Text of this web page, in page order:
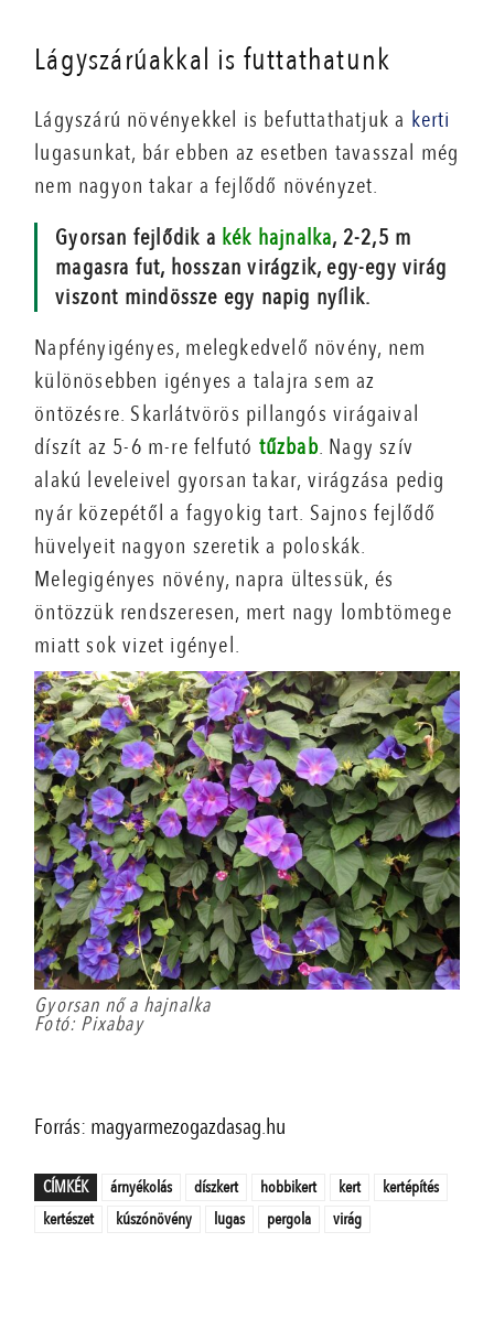
Lágyszárúakkal is futtathatunk
Lágyszárú növényekkel is befuttathatjuk a kerti
lugasunkat, bár ebben az esetben tavasszal még
nem nagyon takar a fejlődő növényzet.
Gyorsan fejlődik a kék hajnalka, 2-2,5 m
magasra fut, hosszan virágzik, egy-egy virág
viszont mindössze egy napig nyílik.
Napfényigényes, melegkedvelő növény, nem
különösebben igényes a talajra sem az
öntözésre. Skarlátvörös pillangós virágaival
díszít az 5-6 m-re felfutó tűzbab. Nagy szív
alakú leveleivel gyorsan takar, virágzása pedig
nyár közepétől a fagyokig tart. Sajnos fejlődő
hüvelyeit nagyon szeretik a poloskák.
Melegigényes növény, napra ültessük, és
öntözzük rendszeresen, mert nagy lombtömege
miatt sok vizet igényel.
Gyorsan nő a hajnalka
Fotó: Pixabay
Forrás: magyarmezogazdasag.hu
CÍMKÉK árnyékolás díszkert hobbikert kert
kertépítés
kertészet
kúszónövény lugas pergola virág